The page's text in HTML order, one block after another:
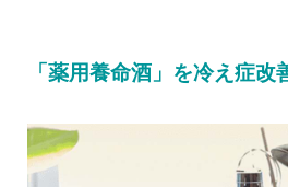
「薬用養命酒」を冷え症改